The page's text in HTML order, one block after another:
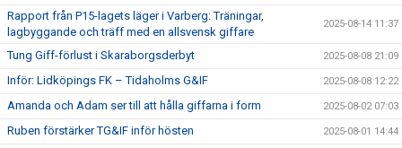
Rapport från P15-lagets läger i Varberg: Träningar,
lagbyggande och träff med en allsvensk giffare
2025-08-14 11:37
Tung Giff-förlust i Skaraborgsderbyt 2025-08-08 21:09
Inför: Lidköpings FK – Tidaholms G&IF 2025-08-08 12:22
Amanda och Adam ser till att hålla giffarna i form 2025-08-02 07:03
Ruben förstärker TG&IF inför hösten 2025-08-01 14:44